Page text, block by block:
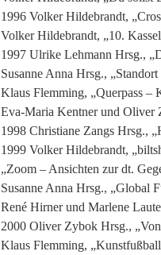
1996 Volker Hildebrandt,
Volker Hildebrandt, „10.
1997 Ulrike Lehmann Hrsg.,
Susanne Anna Hrsg.,
Klaus Flemming, „Querpass –
Eva-Maria Kentner und Oliver
1998 Christiane Zangs Hrsg.,
1999 Volker Hildebrandt,
„Zoom – Ansichten zur dt.
Susanne Anna Hrsg., „Global
René Hirner und Marlene
2000 Oliver Zybok Hrsg.,
Klaus Flemming,